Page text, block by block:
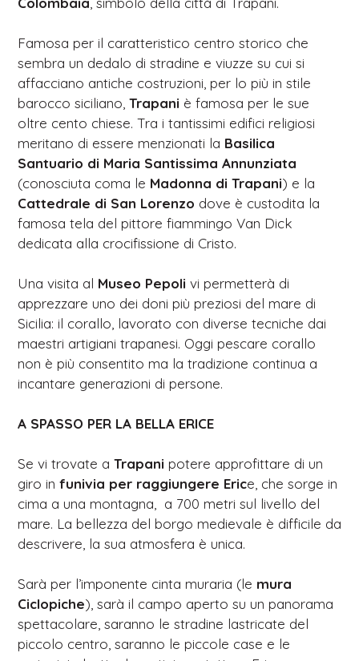
Famosa per il caratteristico centro storico che
sembra un dedalo di stradine e viuzze su cui si
affacciano antiche costruzioni, per lo più in stile
barocco siciliano, Trapani è famosa per le sue
oltre cento chiese. Tra i tantissimi edifici religiosi
meritano di essere menzionati la Basilica
Santuario di Maria Santissima Annunziata
(conosciuta coma le Madonna di Trapani) e la
Cattedrale di San Lorenzo dove è custodita la
famosa tela del pittore fiammingo Van Dick
dedicata alla crocifissione di Cristo.
Una visita al Museo Pepoli vi permetterà di
apprezzare uno dei doni più preziosi del mare di
Sicilia: il corallo, lavorato con diverse tecniche dai
maestri artigiani trapanesi. Oggi pescare corallo
non è più consentito ma la tradizione continua a
incantare generazioni di persone.
A SPASSO PER LA BELLA ERICE
Se vi trovate a Trapani potere approfittare di un
giro in funivia per raggiungere Erice, che sorge in
cima a una montagna, a 700 metri sul livello del
mare. La bellezza del borgo medievale è difficile da
descrivere, la sua atmosfera è unica.
Sarà per l’imponente cinta muraria (le mura
Ciclopiche), sarà il campo aperto su un panorama
spettacolare, saranno le stradine lastricate del
piccolo centro, saranno le piccole case e le